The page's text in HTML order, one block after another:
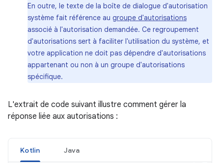
En outre, le texte de la boîte de dialogue d'autorisation
système fait référence au groupe d'autorisations
associé à l'autorisation demandée. Ce regroupement
d'autorisations sert à faciliter l'utilisation du système, et
votre application ne doit pas dépendre d'autorisations
appartenant ou non à un groupe d'autorisations
spécifique.
L'extrait de code suivant illustre comment gérer la
réponse liée aux autorisations :
Kotlin Java